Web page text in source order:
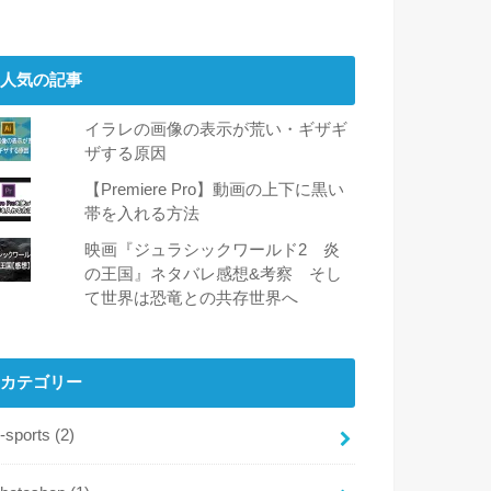
人気の記事
イラレの画像の表示が荒い・ギザギ
ザする原因
【Premiere Pro】動画の上下に黒い
帯を入れる方法
映画『ジュラシックワールド2 炎
の王国』ネタバレ感想&考察 そし
て世界は恐竜との共存世界へ
カテゴリー
sports (2)